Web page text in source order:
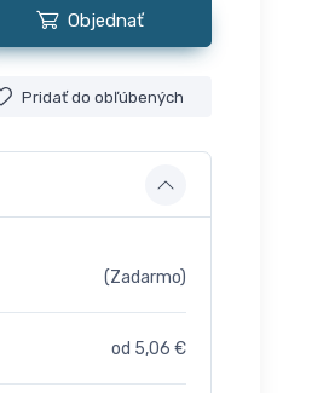
Objednať
Pridať do obľúbených
(Zadarmo)
od 5,06 €